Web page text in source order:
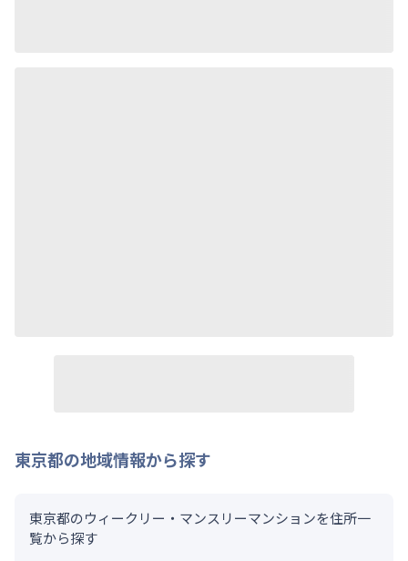
東京都の地域情報から探す
東京都のウィークリー・マンスリーマンションを住所一
覧から探す